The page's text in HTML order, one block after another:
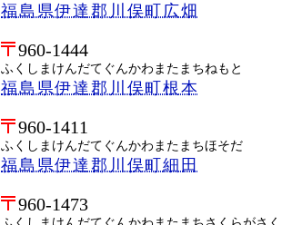
福島県伊達郡川俣町広畑
960-1444
ふくしまけんだてぐんかわまたまちねもと
福島県伊達郡川俣町根本
960-1411
ふくしまけんだてぐんかわまたまちほそだ
福島県伊達郡川俣町細田
960-1473
ふくしまけんだてぐんかわまたまちさくらがさく